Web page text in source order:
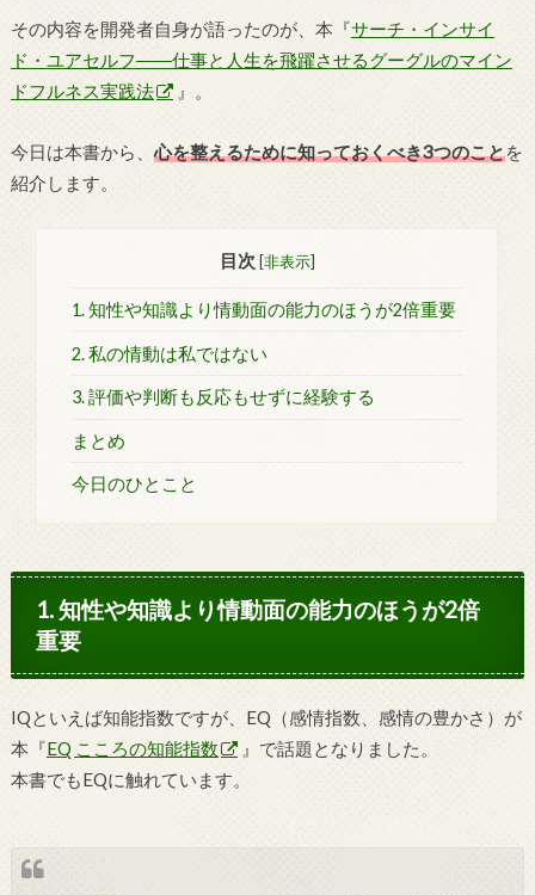
その内容を開発者自身が語ったのが、本『サーチ・インサイ
ド・ユアセルフ――仕事と人生を飛躍させるグーグルのマイン
ドフルネス実践法
』。
今日は本書から、心を整えるために知っておくべき3つのことを
紹介します。
目次 [非表示]
1. 知性や知識より情動面の能力のほうが2倍重要
2. 私の情動は私ではない
3. 評価や判断も反応もせずに経験する
まとめ
今日のひとこと
1. 知性や知識より情動面の能力のほうが2倍
重要
IQといえば知能指数ですが、EQ（感情指数、感情の豊かさ ）が
本『EQ こころの知能指数
』で話題となりました。
本書でもEQに触れています。